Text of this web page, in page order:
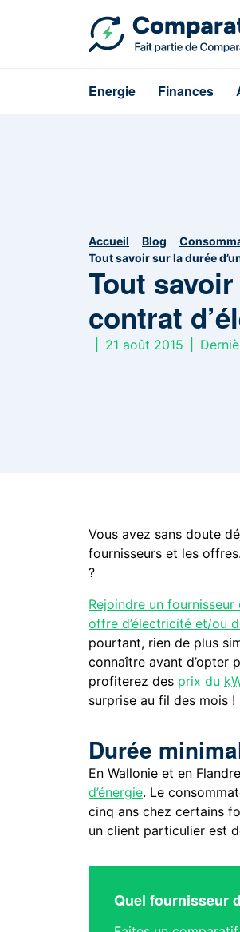
Energie Finances
Accueil Blog
Tout savoir sur la durée
Tout
contrat
21 août 2015
Vous avez sans doute
fournisseurs et les
?
Rejoindre un fournisseur
offre d’électricité et/ou
pourtant, rien de plus
connaître avant d’opter
profiterez des prix du
surprise au fil des mois !
Durée
En Wallonie et en
d’énergie. Le
cinq ans chez certains
un client particulier est
Quel fournisseur